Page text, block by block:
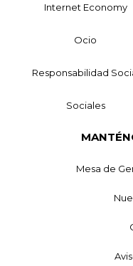
Internet Economy
Ocio
Responsabilidad
Sociales
Mesa de